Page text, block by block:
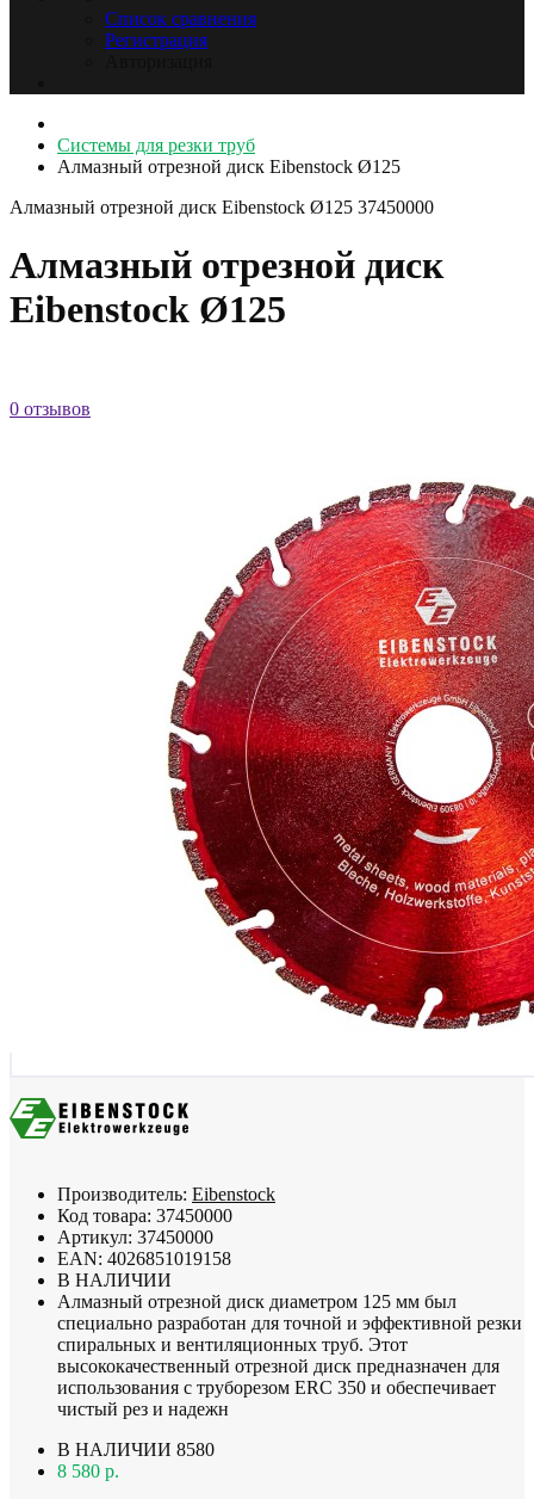
Список сравнения
Регистрация
Системы для резки труб
Алмазный отрезной диск Eibenstock Ø125
Алмазный отрезной диск Eibenstock Ø125 37450000
Алмазный отрезной диск
Eibenstock Ø125
0 отзывов
Производитель: Eibenstock
Код товара: 37450000
Артикул: 37450000
EAN: 4026851019158
В НАЛИЧИИ
Алмазный отрезной диск диаметром 125 мм был
специально разработан для точной и эффективной резки
спиральных и вентиляционных труб. Этот
высококачественный отрезной диск предназначен для
использования с труборезом ERC 350 и обеспечивает
чистый рез и надежн
В НАЛИЧИИ 8580
8 580 р.